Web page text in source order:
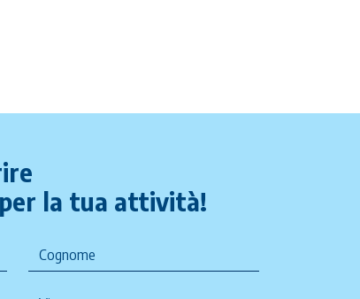
la tua attività!